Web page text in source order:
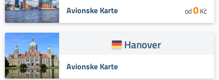
Avionske Karte od0Kč
Hanover
Avionske Karte